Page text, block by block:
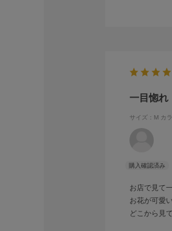
一目惚れ
サイズ：M カ
お店で見て
お花が可愛
どこから見